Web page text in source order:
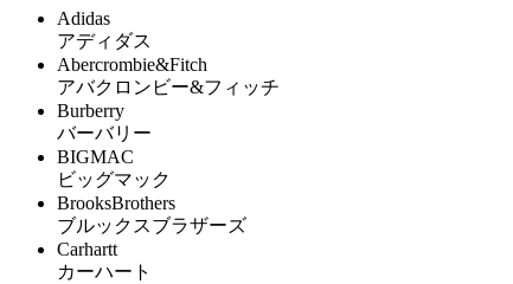
Adidas
アディダス
Abercrombie&Fitch
アバクロンビー&フィッチ
Burberry
バーバリー
BIGMAC
ビッグマック
BrooksBrothers
ブルックスブラザーズ
Carhartt
カーハート